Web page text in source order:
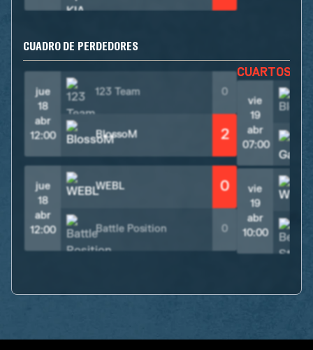
CUADRO DE PERDEDORES
jue
18
abr
12:00
123 Team 0
BlossoM 2
jue
18
abr
12:00
WEBL 0
Battle Position 0
CUARTOS
vie
19
abr
07:00
vie
19
abr
10:00